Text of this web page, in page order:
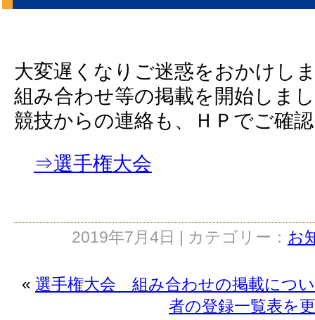
大変遅くなりご迷惑をおかけし
組み合わせ等の掲載を開始しま
競技からの連絡も、ＨＰでご確
⇒選手権大会
2019年7月4日 | カテゴリー： お
« 選手権大会 組み合わせの掲載につ
者の登録一覧表を